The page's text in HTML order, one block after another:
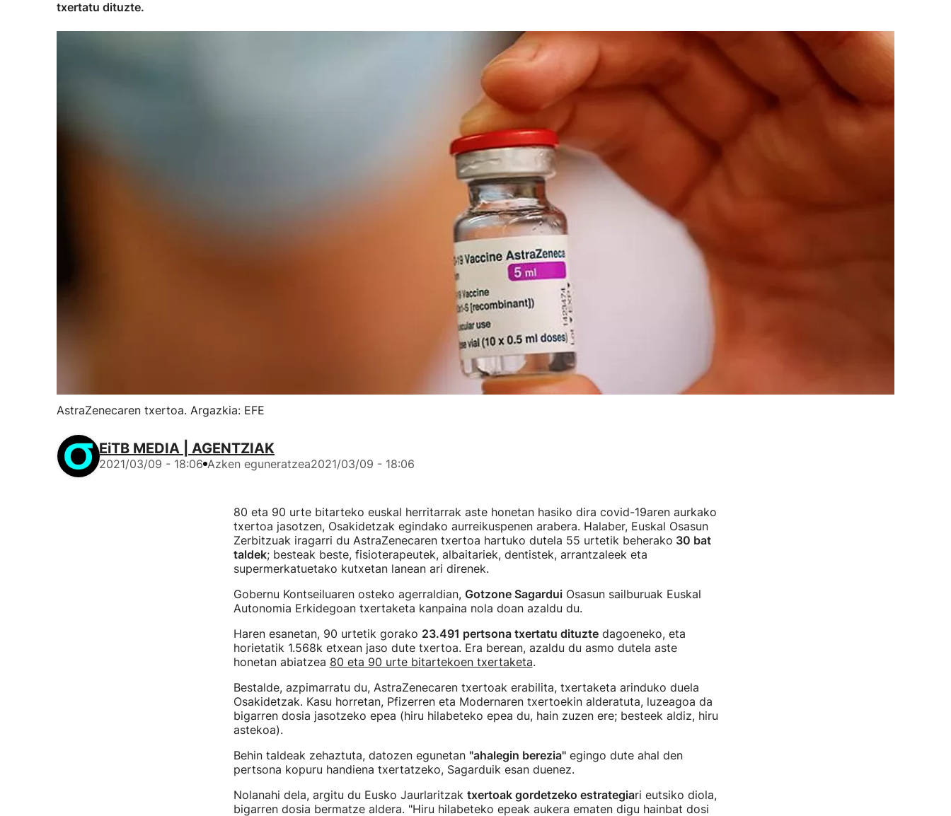
txertatu dituzte.
AstraZenecaren txertoa. Argazkia: EFE
EiTB MEDIA | AGENTZIAK
2021/03/09 - 18:06 Azken eguneratzea2021/03/09 - 18:06
80 eta 90 urte bitarteko euskal herritarrak aste honetan hasiko dira covid-19aren aurkako
txertoa jasotzen, Osakidetzak egindako aurreikuspenen arabera. Halaber, Euskal Osasun
Zerbitzuak iragarri du AstraZenecaren txertoa hartuko dutela 55 urtetik beherako 30 bat
taldek; besteak beste, fisioterapeutek, albaitariek, dentistek, arrantzaleek eta
supermerkatuetako kutxetan lanean ari direnek.
Gobernu Kontseiluaren osteko agerraldian, Gotzone SagarduiOsasun sailburuak Euskal
Autonomia Erkidegoan txertaketa kanpaina nola doan azaldu du.
Haren esanetan, 90 urtetik gorako 23.491 pertsona txertatu dituztedagoeneko, eta
horietatik 1.568k etxean jaso dute txertoa. Era berean, azaldu du asmo dutela aste
honetan abiatzea 80 eta 90 urte bitartekoen txertaketa.
Bestalde, azpimarratu du, AstraZenecaren txertoak erabilita, txertaketa arinduko duela
Osakidetzak. Kasu horretan, Pfizerren eta Modernaren txertoekin alderatuta, luzeagoa da
bigarren dosia jasotzeko epea (hiru hilabeteko epea du, hain zuzen ere; besteek aldiz, hiru
astekoa).
Behin taldeak zehaztuta, datozen egunetan "ahalegin berezia"egingo dute ahal den
pertsona kopuru handiena txertatzeko, Sagarduik esan duenez.
Nolanahi dela, argitu du Eusko Jaurlaritzak txertoak gordetzeko estrategiari eutsiko diola,
bigarren dosia bermatze aldera. "Hiru hilabeteko epeak aukera ematen digu hainbat dosi